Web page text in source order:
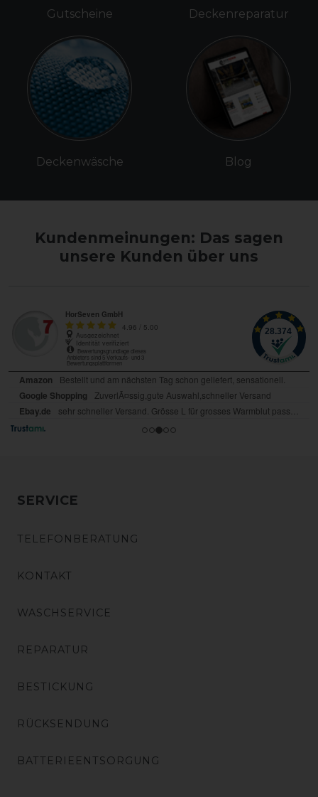
Gutscheine
Deckenwäsche
Deckenreparatur
Blog
Kundenmeinungen: Das sagen
unsere Kunden über uns
SERVICE
TELEFONBERATUNG
KONTAKT
WASCHSERVICE
REPARATUR
BESTICKUNG
RÜCKSENDUNG
BATTERIEENTSORGUNG